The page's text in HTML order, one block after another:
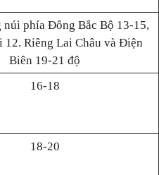
núi phía Đông Bắc Bộ 13-15,
12. Riêng Lai Châu và Điện
Biên 19-21 độ
16-18
18-20